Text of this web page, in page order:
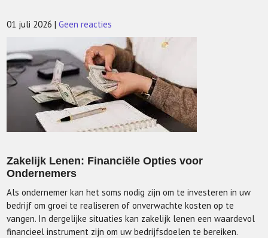
01 juli 2026 |Geen reacties
Zakelijk Lenen: Financiële Opties voor
Ondernemers
Als ondernemer kan het soms nodig zijn om te investeren in uw
bedrijf om groei te realiseren of onverwachte kosten op te
vangen. In dergelijke situaties kan zakelijk lenen een waardevol
financieel instrument zijn om uw bedrijfsdoelen te bereiken.